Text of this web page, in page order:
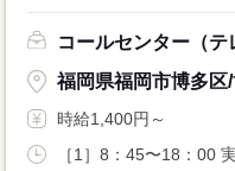
コールセンター（テ
福岡県福岡市博多区
時給1,400円～
［1］8：45〜18：00